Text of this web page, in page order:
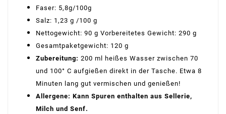
Faser: 5,8g/100g
Salz: 1,23 g /100 g
Nettogewicht: 90 g Vorbereitetes Gewicht: 290 g
Gesamtpaketgewicht: 120 g
Zubereitung: 200 ml heißes Wasser zwischen 70
und 100° C aufgießen direkt in der Tasche. Etwa 8
Minuten lang gut vermischen und genießen!
Allergene: Kann Spuren enthalten aus Sellerie,
Milch und Senf.